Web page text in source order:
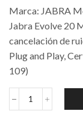
Marca: JABRA
Jabra Evolve 20
cancelación de
Plug and Play,
109)